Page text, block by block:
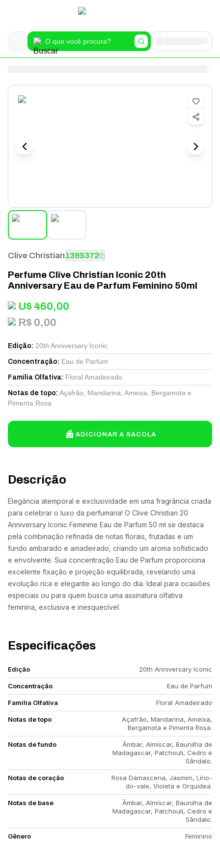
Descrição
Elegância atemporal e exclusividade em uma fragrância criada
para celebrar o luxo da perfumaria! O Clive Christian 20
Anniversary Iconic Feminine Eau de Parfum 50 ml se destaca
pela combinação refinada de notas florais, frutadas e um
fundo ambarado e amadeirado, criando um aroma sofisticado
e envolvente. Sua concentração Eau de Parfum proporciona
excelente fixação e projeção equilibrada, revelando uma
evolução rica e elegante ao longo do dia. Ideal para ocasiões
especiais ou para quem busca uma assinatura olfativa
feminina, exclusiva e inesquecível.
Especificações
Edição 20th Anniversary Iconic
Concentração Eau de Parfum
Família Olfativa Floral Amadeirado
Notas de topo
Açafrão, Mandarina, Ameixa,
Bergamota e Pimenta Rosa.
Notas de fundo
Âmbar, Almíscar, Baunilha de
Madagascar, Patchouli, Cedro e
Sândalo.
Notas de coração
Rosa Damascena, Jasmim, Lírio-
do-vale, Violeta e Orquídea.
Notas de base
Âmbar, Almíscar, Baunilha de
Madagascar, Patchouli, Cedro e
Sândalo.
Gênero Feminino
Clive Christian1395372
Perfume Clive Christian Iconic 20th
Anniversary Eau de Parfum Feminino 50ml
U$ 460,00
R$ 0,00
Edição: 20th Anniversary Iconic
Concentração: Eau de Parfum
Família Olfativa: Floral Amadeirado
Notas de topo: Açafrão, Mandarina, Ameixa, Bergamota e
Pimenta Rosa.
ADICIONAR A SACOLA